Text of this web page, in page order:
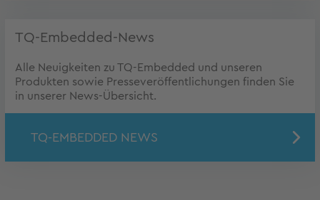
TQ-Embedded-News
Alle Neuigkeiten zu TQ-Embedded und unseren
Produkten sowie Presseveröffentlichungen finden Sie
in unserer News-Übersicht.
TQ-EMBEDDED NEWS